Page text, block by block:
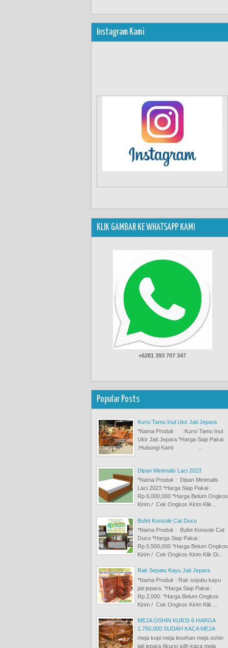
Instagram Kami
KLIK GAMBAR KE WHATSAPP KAMI
+6281 393 707 347
Popular Posts
Kursi Tamu Inul Ukir Jati Jepara
*Nama Produk :Kursi Tamu Inul
Ukir Jati Jepara *Harga Siap Pakai
:Hubungi Kami ...
Dipan Minimalis Laci 2023
*Nama Produk : Dipan Minimalis
Laci 2023 *Harga Siap Pakai :
Rp.6,000,000 *Harga Belum Ongkos
Kirim / Cek Ongkos Kirim Klik...
Bufet Konsole Cat Duco
*Nama Produk : Bufet Konsole Cat
Duco *Harga Siap Pakai :
Rp.5,500,000 *Harga Belum Ongkos
Kirim / Cek Ongkos Kirim Klik Di...
Rak Sepatu Kayu Jati Jepara
*Nama Produk : Rak sepatu kayu
jati jepara. *Harga Siap Pakai :
Rp.2,000. *Harga Belum Ongkos
Kirim / Cek Ongkos Kirim Klik ...
MEJA OSHIN KURSI 6 HARGA
1.750.000 SUDAH KACA MEJA
meja kopi meja lesehan meja oshin
jati jepara 6kursi sdh kaca meja